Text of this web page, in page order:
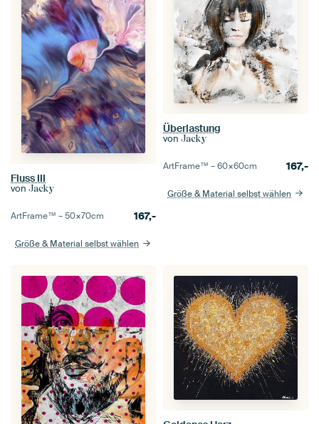
Fluss III
von Jacky
ArtFrame™ –50×70cm 167,-
Größe & Material selbst wählen
Überlastung
von Jacky
ArtFrame™ –60×60cm 167,-
Größe & Material selbst wählen